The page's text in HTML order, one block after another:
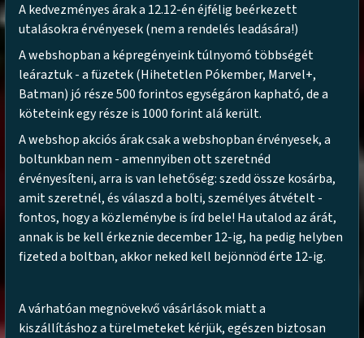
A kedvezményes árak a 12.12-én éjfélig beérkezett
utalásokra érvényesek (nem a rendelés leadására!)
A webshopban a képregényeink túlnyomó többségét
leáraztuk - a füzetek (Hihetetlen Pókember, Marvel+,
Batman) jó része 500 forintos egységáron kapható, de a
köteteink egy része is 1000 forint alá került.
A webshop akciós árak csak a webshopban érvényesek, a
boltunkban nem - amennyiben ott szeretnéd
érvényesíteni, arra is van lehetőség: szedd össze kosárba,
amit szeretnél, és válaszd a bolti, személyes átvételt -
fontos, hogy a közleménybe is írd bele! Ha utalod az árát,
annak is be kell érkeznie december 12-ig, ha pedig helyben
fizeted a boltban, akkor neked kell bejönnöd érte 12-ig.
A várhatóan megnövekvő vásárlások miatt a
kiszállításhoz a türelmeteket kérjük, egészen biztosan